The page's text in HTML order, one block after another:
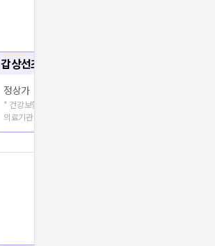
갑상선초음파
정상가
* 건강보험심사평가원에 공개된 진료비용을 출처로 합니다. 정확
의료기관에 문의해주세요.